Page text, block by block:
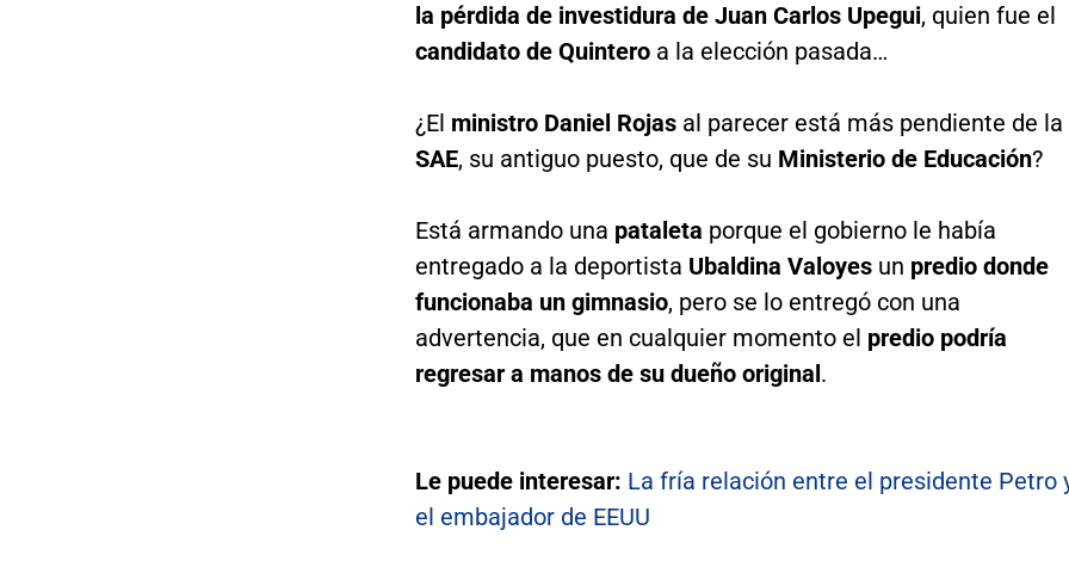
la pérdida de investidura de Juan Carlos Upegui, quien fue el
candidato de Quinteroa la elección pasada…
¿El ministro Daniel Rojasal parecer está más pendiente de la
SAE, su antiguo puesto, que de su Ministerio de Educación?
Está armando una pataleta porque el gobierno le había
entregado a la deportista Ubaldina Valoyesun predio donde
funcionaba un gimnasio, pero se lo entregó con una
advertencia, que en cualquier momento el predio podría
regresar a manos de su dueño original.
Le puede interesar: La fría relación entre el presidente Petro
el embajador de EEUU